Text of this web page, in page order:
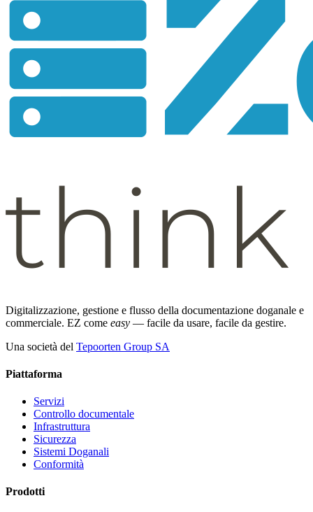
Digitalizzazione, gestione e flusso della documentazione doganale e
commerciale. EZ come easy — facile da usare, facile da gestire.
Una società del Tepoorten Group SA
Piattaforma
Servizi
Controllo documentale
Infrastruttura
Sicurezza
Sistemi Doganali
Conformità
Prodotti